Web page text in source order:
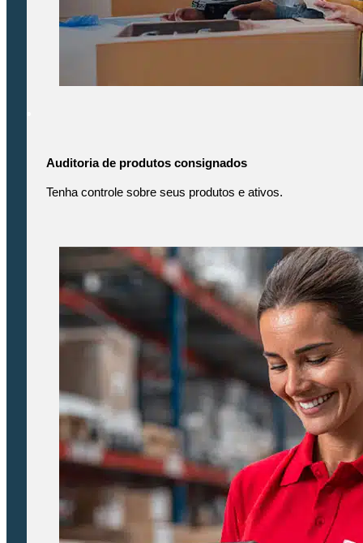
Auditoria de produtos consignados
Tenha controle sobre seus produtos e ativos.